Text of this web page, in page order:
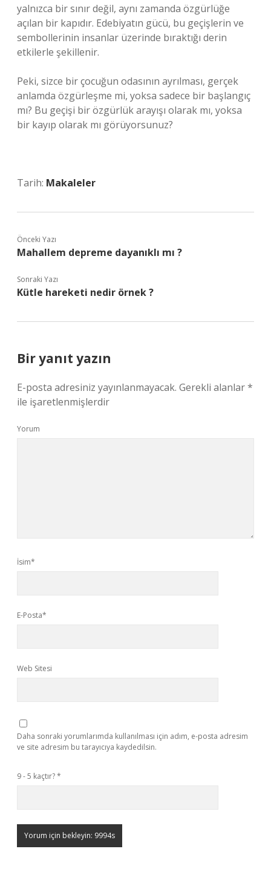
yalnızca bir sınır değil, aynı zamanda özgürlüğe
açılan bir kapıdır. Edebiyatın gücü, bu geçişlerin ve
sembollerinin insanlar üzerinde bıraktığı derin
etkilerle şekillenir.
Peki, sizce bir çocuğun odasının ayrılması, gerçek
anlamda özgürleşme mi, yoksa sadece bir başlangıç
mı? Bu geçişi bir özgürlük arayışı olarak mı, yoksa
bir kayıp olarak mı görüyorsunuz?
Tarih: Makaleler
Önceki Yazı
Mahallem depreme dayanıklı mı ?
Sonraki Yazı
Kütle hareketi nedir örnek ?
Bir yanıt yazın
E-posta adresiniz yayınlanmayacak. Gerekli alanlar*
ile işaretlenmişlerdir
Yorum
İsim*
E-Posta*
Web Sitesi
Daha sonraki yorumlarımda kullanılması için adım, e-posta adresim
ve site adresim bu tarayıcıya kaydedilsin.
9 - 5 kaçtır?*